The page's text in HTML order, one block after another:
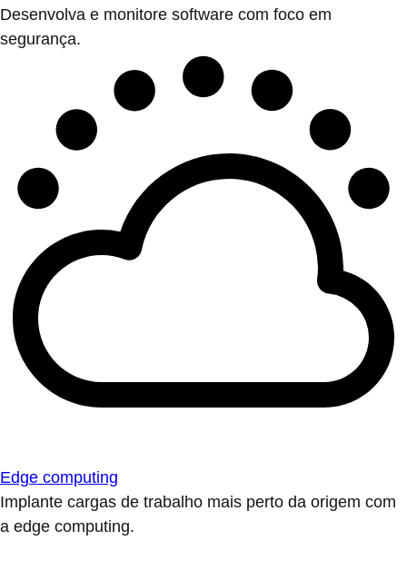
Desenvolva e monitore software com foco em
segurança.
Edge computing
Implante cargas de trabalho mais perto da origem com
a edge computing.